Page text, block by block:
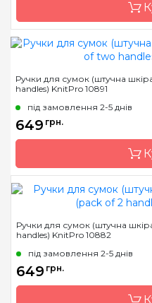
Країна виробник
Ручки для сумок (штучна
handles) KnitPro 10891
під замовлення 2-5 днів
649 грн.
Країна виробник
Ручки для сумок (штучна
handles) KnitPro 10882
під замовлення 2-5 днів
649 грн.